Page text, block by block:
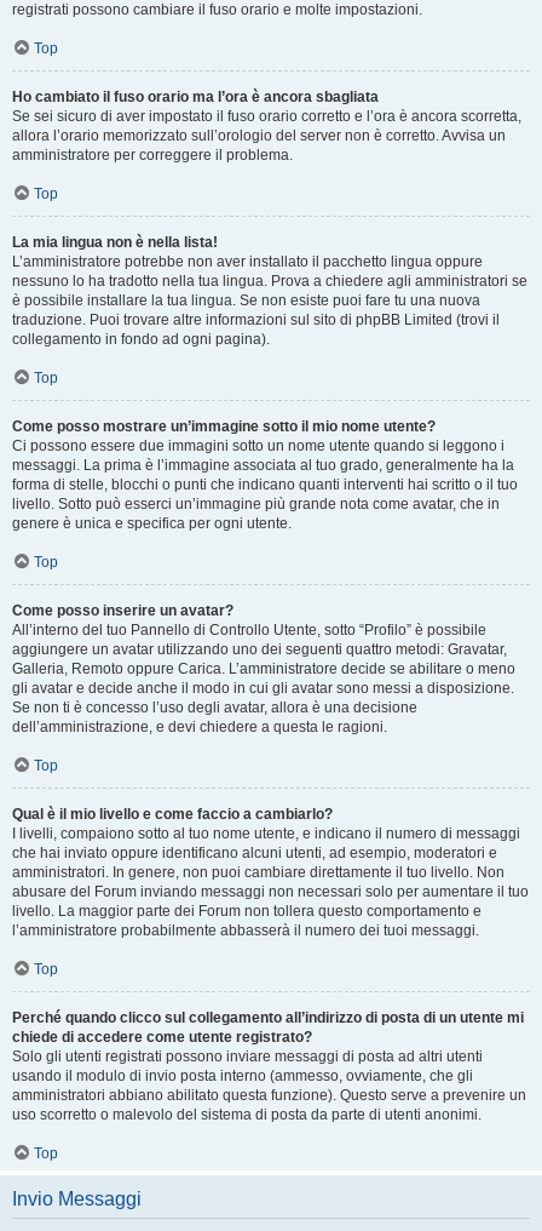
registrati possono cambiare il fuso orario e molte impostazioni.
Top
Ho cambiato il fuso orario ma l’ora è ancora sbagliata
Se sei sicuro di aver impostato il fuso orario corretto e l’ora è ancora scorretta,
allora l’orario memorizzato sull’orologio del server non è corretto. Avvisa un
amministratore per correggere il problema.
Top
La mia lingua non è nella lista!
L’amministratore potrebbe non aver installato il pacchetto lingua oppure
nessuno lo ha tradotto nella tua lingua. Prova a chiedere agli amministratori se
è possibile installare la tua lingua. Se non esiste puoi fare tu una nuova
traduzione. Puoi trovare altre informazioni sul sito di phpBB Limited (trovi il
collegamento in fondo ad ogni pagina).
Top
Come posso mostrare un’immagine sotto il mio nome utente?
Ci possono essere due immagini sotto un nome utente quando si leggono i
messaggi. La prima è l’immagine associata al tuo grado, generalmente ha la
forma di stelle, blocchi o punti che indicano quanti interventi hai scritto o il tuo
livello. Sotto può esserci un’immagine più grande nota come avatar, che in
genere è unica e specifica per ogni utente.
Top
Come posso inserire un avatar?
All’interno del tuo Pannello di Controllo Utente, sotto “Profilo” è possibile
aggiungere un avatar utilizzando uno dei seguenti quattro metodi: Gravatar,
Galleria, Remoto oppure Carica. L’amministratore decide se abilitare o meno
gli avatar e decide anche il modo in cui gli avatar sono messi a disposizione.
Se non ti è concesso l’uso degli avatar, allora è una decisione
dell’amministrazione, e devi chiedere a questa le ragioni.
Top
Qual è il mio livello e come faccio a cambiarlo?
I livelli, compaiono sotto al tuo nome utente, e indicano il numero di messaggi
che hai inviato oppure identificano alcuni utenti, ad esempio, moderatori e
amministratori. In genere, non puoi cambiare direttamente il tuo livello. Non
abusare del Forum inviando messaggi non necessari solo per aumentare il tuo
livello. La maggior parte dei Forum non tollera questo comportamento e
l’amministratore probabilmente abbasserà il numero dei tuoi messaggi.
Top
Perché quando clicco sul collegamento all’indirizzo di posta di un utente mi
chiede di accedere come utente registrato?
Solo gli utenti registrati possono inviare messaggi di posta ad altri utenti
usando il modulo di invio posta interno (ammesso, ovviamente, che gli
amministratori abbiano abilitato questa funzione). Questo serve a prevenire un
uso scorretto o malevolo del sistema di posta da parte di utenti anonimi.
Top
Invio Messaggi